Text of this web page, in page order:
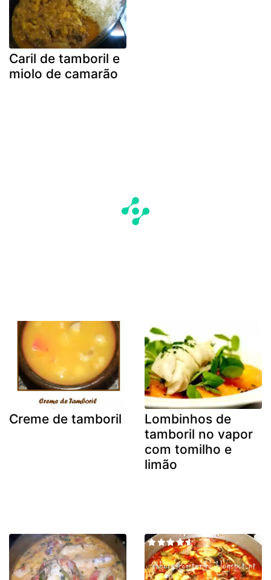
Caril de tamboril e
miolo de camarão
Creme de tamboril
Lombinhos de
tamboril no vapor
com tomilho e
limão